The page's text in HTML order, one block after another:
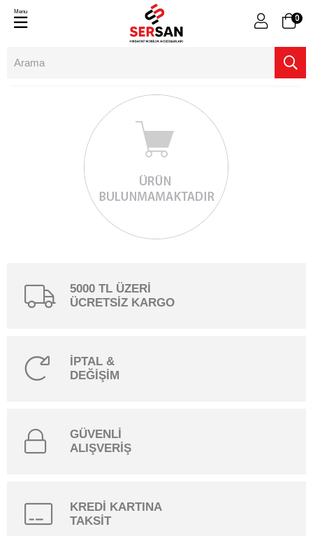
0
Menu
5000 TL ÜZERİ
ÜCRETSİZ KARGO
İPTAL &
DEĞİŞİM
GÜVENLİ
ALIŞVERİŞ
KREDİ KARTINA
TAKSİT